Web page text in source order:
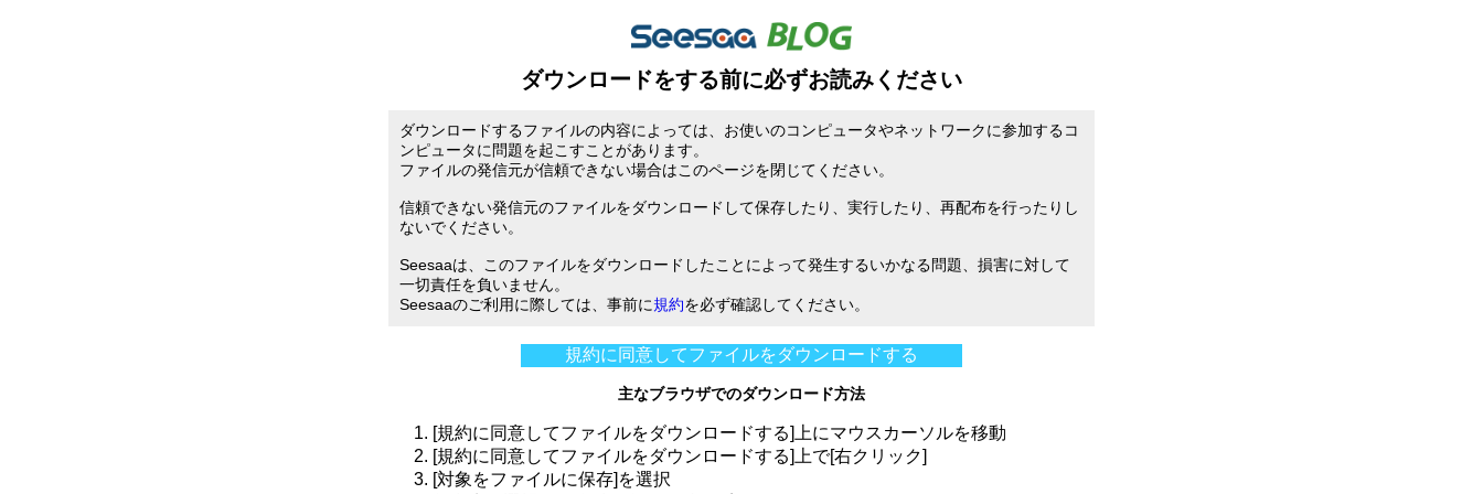
ダウンロードをする前に必ずお読みください
ダウンロードするファイルの内容によっては、お使いのコンピュータやネットワークに参加するコ
ンピュータに問題を起こすことがあります。
ファイルの発信元が信頼できない場合はこのページを閉じてください。
信頼できない発信元のファイルをダウンロードして保存したり、実行したり、再配布を行ったりし
ないでください。
Seesaaは、このファイルをダウンロードしたことによって発生するいかなる問題、損害に対して
一切責任を負いません。
Seesaaのご利用に際しては、事前に規約を必ず確認してください。
規約に同意してファイルをダウンロードする
主なブラウザでのダウンロード方法
[規約に同意してファイルをダウンロードする]上にマウスカーソルを移動
[規約に同意してファイルをダウンロードする]上で[右クリック]
[対象をファイルに保存]を選択